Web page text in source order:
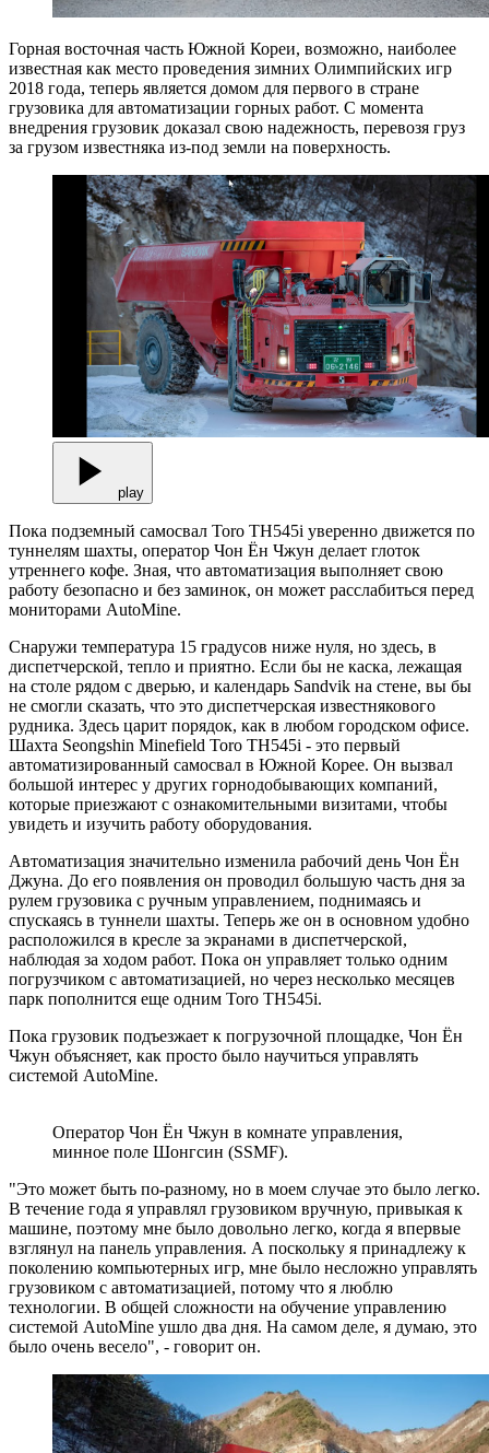
Горная восточная часть Южной Кореи, возможно, наиболее
известная как место проведения зимних Олимпийских игр
2018 года, теперь является домом для первого в стране
грузовика для автоматизации горных работ. С момента
внедрения грузовик доказал свою надежность, перевозя груз
за грузом известняка из-под земли на поверхность.
play
Пока подземный самосвал Toro TH545i уверенно движется по
туннелям шахты, оператор Чон Ён Чжун делает глоток
утреннего кофе. Зная, что автоматизация выполняет свою
работу безопасно и без заминок, он может расслабиться перед
мониторами AutoMine.
Снаружи температура 15 градусов ниже нуля, но здесь, в
диспетчерской, тепло и приятно. Если бы не каска, лежащая
на столе рядом с дверью, и календарь Sandvik на стене, вы бы
не смогли сказать, что это диспетчерская известнякового
рудника. Здесь царит порядок, как в любом городском офисе.
Шахта Seongshin Minefield Toro TH545i - это первый
автоматизированный самосвал в Южной Корее. Он вызвал
большой интерес у других горнодобывающих компаний,
которые приезжают с ознакомительными визитами, чтобы
увидеть и изучить работу оборудования.
Автоматизация значительно изменила рабочий день Чон Ён
Джуна. До его появления он проводил большую часть дня за
рулем грузовика с ручным управлением, поднимаясь и
спускаясь в туннели шахты. Теперь же он в основном удобно
расположился в кресле за экранами в диспетчерской,
наблюдая за ходом работ. Пока он управляет только одним
погрузчиком с автоматизацией, но через несколько месяцев
парк пополнится еще одним Toro TH545i.
Пока грузовик подъезжает к погрузочной площадке, Чон Ён
Чжун объясняет, как просто было научиться управлять
системой AutoMine.
Оператор Чон Ён Чжун в комнате управления,
минное поле Шонгсин (SSMF).
"Это может быть по-разному, но в моем случае это было легко.
В течение года я управлял грузовиком вручную, привыкая к
машине, поэтому мне было довольно легко, когда я впервые
взглянул на панель управления. А поскольку я принадлежу к
поколению компьютерных игр, мне было несложно управлять
грузовиком с автоматизацией, потому что я люблю
технологии. В общей сложности на обучение управлению
системой AutoMine ушло два дня. На самом деле, я думаю, это
было очень весело", - говорит он.